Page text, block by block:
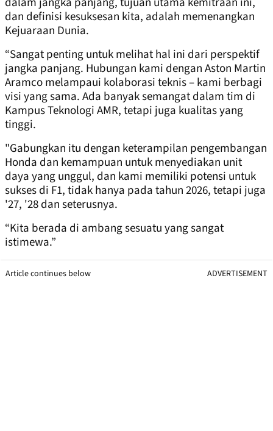
dan definisi kesuksesan kita, adalah memenangkan
Kejuaraan Dunia.
“Sangat penting untuk melihat hal ini dari perspektif
jangka panjang. Hubungan kami dengan Aston Martin
Aramco melampaui kolaborasi teknis – kami berbagi
visi yang sama. Ada banyak semangat dalam tim di
Kampus Teknologi AMR, tetapi juga kualitas yang
tinggi.
"Gabungkan itu dengan keterampilan pengembangan
Honda dan kemampuan untuk menyediakan unit
daya yang unggul, dan kami memiliki potensi untuk
sukses di F1, tidak hanya pada tahun 2026, tetapi juga
'27, '28 dan seterusnya.
“Kita berada di ambang sesuatu yang sangat
istimewa.”
Article continues below ADVERTISEMENT